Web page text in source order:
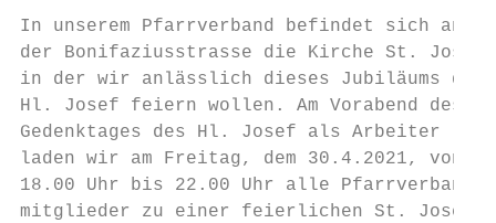
In unserem Pfarrverband befindet sich an
der Bonifaziusstrasse die Kirche St.
in der wir anlässlich dieses Jubiläums
Hl. Josef feiern wollen. Am Vorabend
Gedenktages des Hl. Josef als Arbeiter
laden wir am Freitag, dem 30.4.2021, von
18.00 Uhr bis 22.00 Uhr alle Pfarrverbands-
mitglieder zu einer feierlichen St.